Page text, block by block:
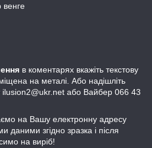
венге
в коментарях вкажіть текстову
на металі. Або надішліть
або Вайбер 066 43
на Вашу електронну адресу
згідно зразка і після
на виріб!